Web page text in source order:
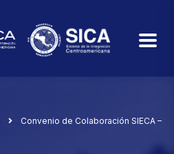
Convenio de Colaboración SIECA –